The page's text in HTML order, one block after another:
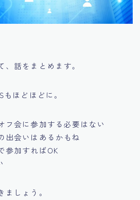
話をまとめます。
ほどほどに。
フ会に参加する必要はない
出会いはあるかもね
参加すればOK
ましょう。